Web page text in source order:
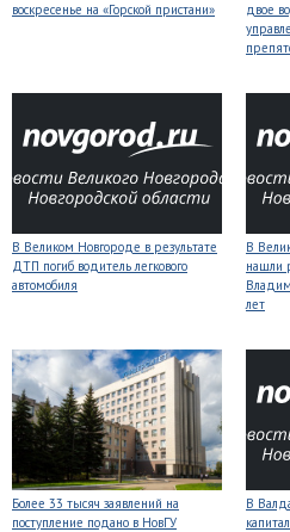
воскресенье на «Горской пристани»
двое
В Великом Новгороде в результате
ДТП погиб водитель легкового
автомобиля
В
нашли
лет
Более 33 тысяч заявлений на
поступление подано в НовГУ
В